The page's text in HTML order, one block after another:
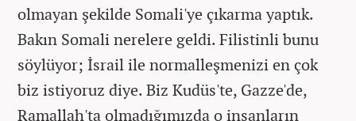
olmayan şekilde Somali'ye çıkarma yaptık.
Bakın Somali nerelere geldi. Filistinli bunu
söylüyor; İsrail ile normalleşmenizi en çok
biz istiyoruz diye. Biz Kudüs'te, Gazze'de,
Ramallah'ta olmadığımızda o insanların